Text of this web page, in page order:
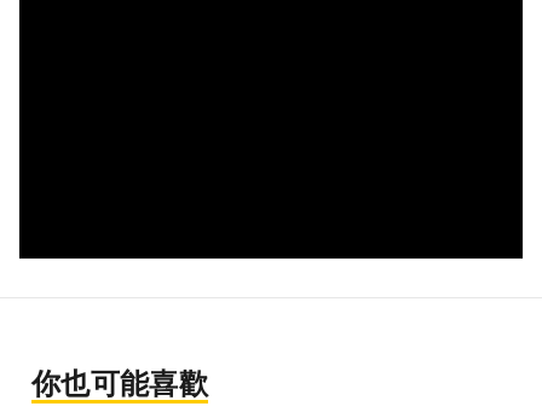
你也可能喜歡